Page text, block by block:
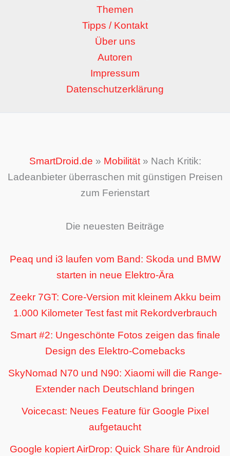
Themen
Tipps / Kontakt
Über uns
Autoren
Impressum
Datenschutzerklärung
SmartDroid.de » Mobilität» Nach Kritik:
Ladeanbieter überraschen mit günstigen Preisen
zum Ferienstart
Die neuesten Beiträge
Peaq und i3 laufen vom Band: Skoda und BMW
starten in neue Elektro-Ära
Zeekr 7GT: Core-Version mit kleinem Akku beim
1.000 Kilometer Test fast mit Rekordverbrauch
Smart #2: Ungeschönte Fotos zeigen das finale
Design des Elektro-Comebacks
SkyNomad N70 und N90: Xiaomi will die Range-
Extender nach Deutschland bringen
Voicecast: Neues Feature für Google Pixel
aufgetaucht
Google kopiert AirDrop: Quick Share für Android